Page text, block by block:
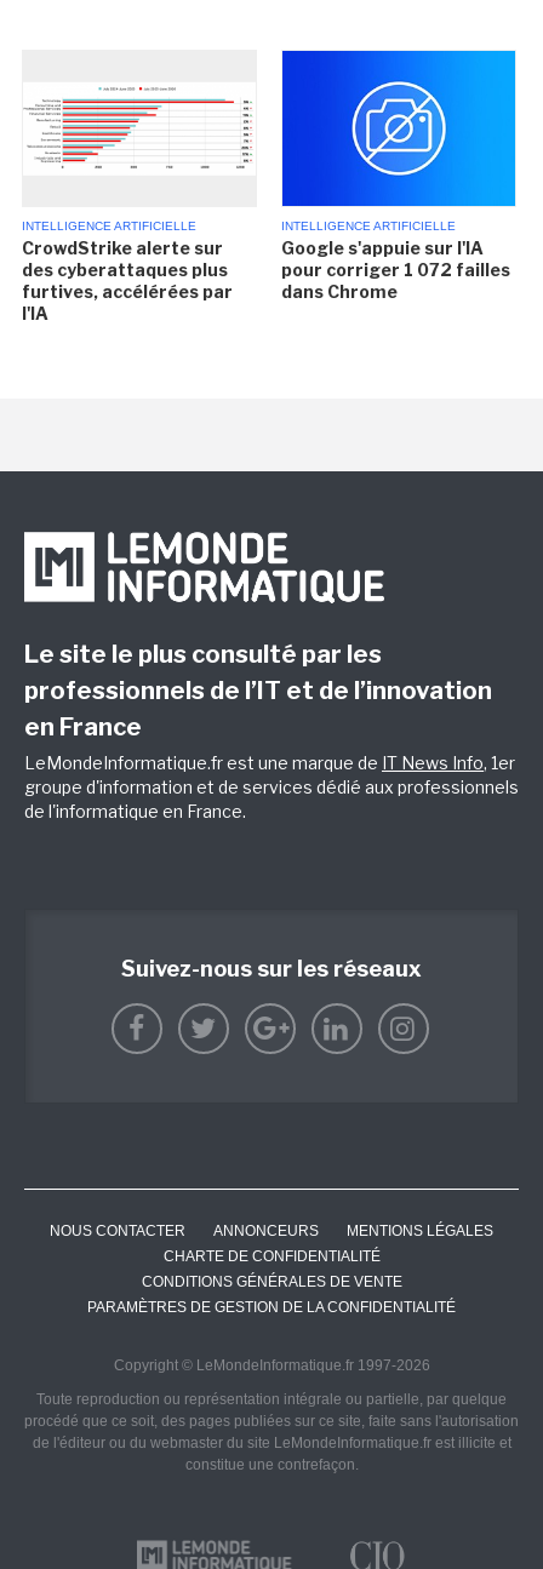
INTELLIGENCE ARTIFICIELLE
CrowdStrike alerte sur
des cyberattaques plus
furtives, accélérées par
l'IA
INTELLIGENCE ARTIFICIELLE
Google s'appuie sur l'IA
pour corriger 1 072 failles
dans Chrome
Le site le plus consulté par les
professionnels de l’IT et de l’innovation
en France
LeMondeInformatique.fr est une marque de IT News Info, 1er
groupe d'information et de services dédié aux professionnels
de l'informatique en France.
Suivez-nous sur les réseaux
NOUS CONTACTER ANNONCEURS
MENTIONS LÉGALES
CHARTE DE CONFIDENTIALITÉ
CONDITIONS GÉNÉRALES DE VENTE
PARAMÈTRES DE GESTION DE LA CONFIDENTIALITÉ
Copyright © LeMondeInformatique.fr 1997-2026
Toute reproduction ou représentation intégrale ou partielle, par quelque
procédé que ce soit, des pages publiées sur ce site, faite sans l'autorisation
de l'éditeur ou du webmaster du site LeMondeInformatique.fr est illicite et
constitue une contrefaçon.